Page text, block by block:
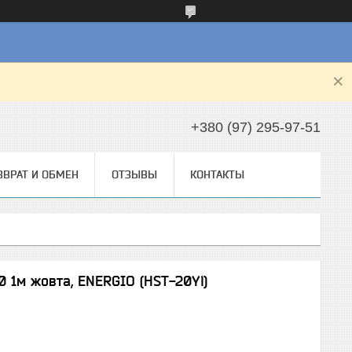
+380 (97) 295-97-51
И ОБМЕН ОТЗЫВЫ КОНТАКТЫ
жовта, ENERGIO (HST-20Yl)